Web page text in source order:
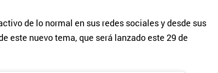
de lo normal en sus redes sociales y desde sus
este nuevo tema, que será lanzado este 29 de